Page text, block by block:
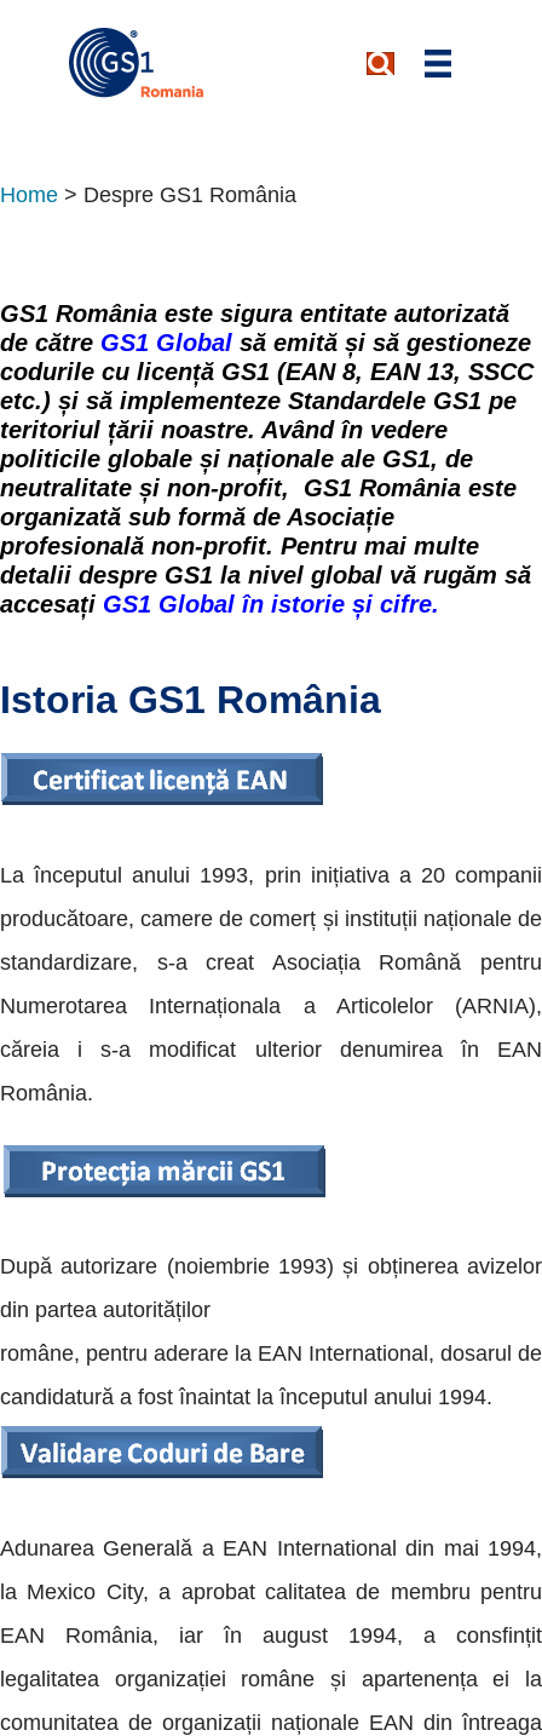
Home > Despre GS1 România
GS1 România este sigura entitate autorizată
de către GS1 Global să emită și să gestioneze
codurile cu licență GS1 (EAN 8, EAN 13, SSCC
etc.) și să implementeze Standardele GS1 pe
teritoriul țării noastre. Având în vedere
politicile globale și naționale ale GS1, de
neutralitate și non-profit, GS1 România este
organizată sub formă de Asociație
profesională non-profit. Pentru mai multe
detalii despre GS1 la nivel global vă rugăm să
accesați GS1 Global în istorie și cifre.
Istoria GS1 România
La începutul anului 1993, prin inițiativa a 20 companii
producătoare, camere de comerț și instituții naționale de
standardizare, s-a creat Asociația Română pentru
Numerotarea Internaționala a Articolelor (ARNIA),
căreia i s-a modificat ulterior denumirea în EAN
România.
După autorizare (noiembrie 1993) și obținerea avizelor
din partea autorităților
române, pentru aderare la EAN International, dosarul de
candidatură a fost înaintat la începutul anului 1994.
Adunarea Generală a EAN International din mai 1994,
la Mexico City, a aprobat calitatea de membru pentru
EAN România, iar în august 1994, a consfințit
legalitatea organizației române și apartenența ei la
comunitatea de organizații naționale EAN din întreaga